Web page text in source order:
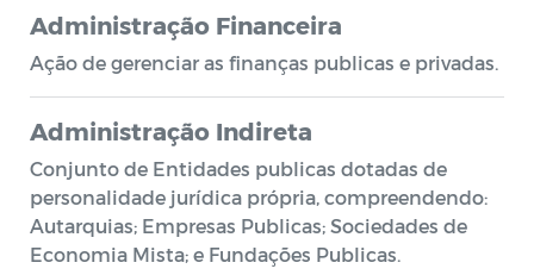
Administração Financeira
Ação de gerenciar as finanças publicas e privadas.
Administração Indireta
Conjunto de Entidades publicas dotadas de
personalidade jurídica própria, compreendendo:
Autarquias; Empresas Publicas; Sociedades de
Economia Mista; e Fundações Publicas.